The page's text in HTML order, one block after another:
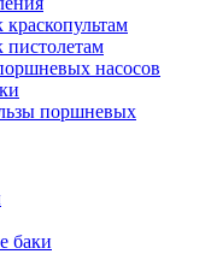
насосов
поршневых
баки